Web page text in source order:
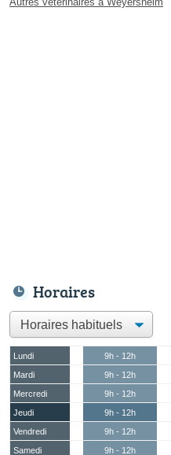
Horaires
Lundi 9h - 12h
Mardi
9h - 12h
Mercredi
9h - 12h
Jeudi
9h - 12h
Vendredi
9h - 12h
Samedi
9h - 12h